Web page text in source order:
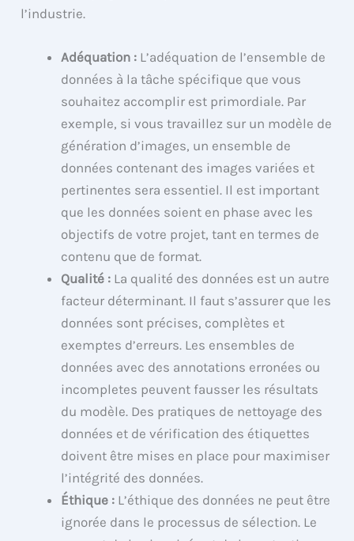
l’industrie.
Adéquation : L’adéquation de l’ensemble de
données à la tâche spécifique que vous
souhaitez accomplir est primordiale. Par
exemple, si vous travaillez sur un modèle de
génération d’images, un ensemble de
données contenant des images variées et
pertinentes sera essentiel. Il est important
que les données soient en phase avec les
objectifs de votre projet, tant en termes de
contenu que de format.
Qualité : La qualité des données est un autre
facteur déterminant. Il faut s’assurer que les
données sont précises, complètes et
exemptes d’erreurs. Les ensembles de
données avec des annotations erronées ou
incompletes peuvent fausser les résultats
du modèle. Des pratiques de nettoyage des
données et de vérification des étiquettes
doivent être mises en place pour maximiser
l’intégrité des données.
Éthique : L’éthique des données ne peut être
ignorée dans le processus de sélection. Le